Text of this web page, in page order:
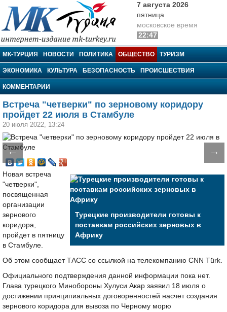
МК-Турция
7 августа 2026
пятница
московское время
22:47
МК-ТУРЦИЯ НОВОСТИ ПОЛИТИКА ОБЩЕСТВО ТУРИЗМ
ЭКОНОМИКА КУЛЬТУРА БЕЗОПАСНОСТЬ ПРОИСШЕСТВИЯ
КОММЕНТАРИИ
Встреча "четверки" по зерновому коридору
пройдет 22 июля в Стамбуле
20 июля 2022, 13:24
← →
Турецкие производители готовы к
поставкам российских зерновых в
Африку
Новая встреча
"четверки",
посвященная
организации
зернового
коридора,
пройдет в пятницу
в Стамбуле.
Об этом сообщает ТАСС со ссылкой на телекомпанию CNN Türk.
Официального подтверждения данной информации пока нет.
Глава турецкого Минобороны Хулуси Акар заявил 18 июля о
достижении принципиальных договоренностей насчет создания
зернового коридора для вывоза по Черному морю